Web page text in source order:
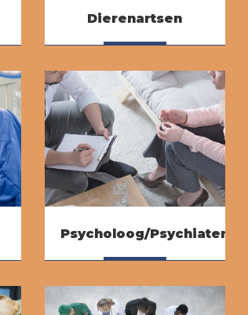
Dierenartsen
Psycholoog/Psychiater